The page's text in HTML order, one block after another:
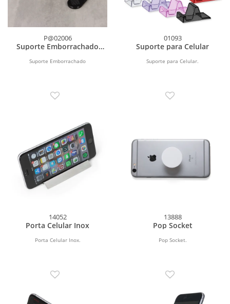
P@02006
Suporte Emborrachado
Suporte Emborrachado
01093
Suporte para Celular
Suporte para Celular.
14052
Porta Celular Inox
Porta Celular Inox.
13888
Pop Socket
Pop Socket.